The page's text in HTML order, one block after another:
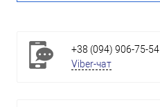
+38 (094) 906-75-54
Viber-чат